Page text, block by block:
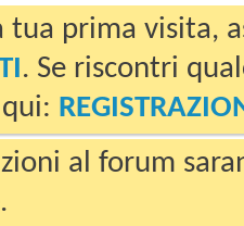
tua prima visita,
. Se riscontri
al forum